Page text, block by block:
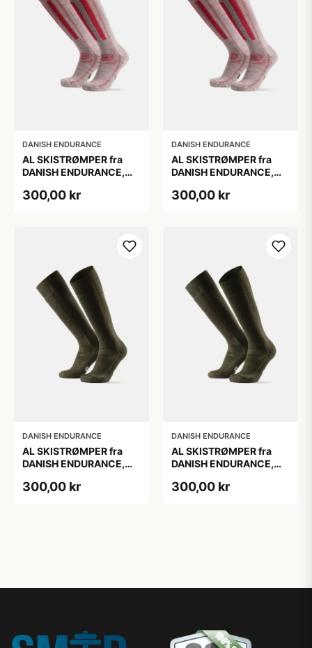
DANISH ENDURANCE
AL SKISTRØMPER fra
DANISH ENDURANCE,
300,00 kr
DANISH ENDURANCE
AL SKISTRØMPER fra
DANISH ENDURANCE,
300,00 kr
DANISH ENDURANCE
AL SKISTRØMPER fra
DANISH ENDURANCE,
300,00 kr
DANISH ENDURANCE
AL SKISTRØMPER fra
DANISH ENDURANCE,
300,00 kr